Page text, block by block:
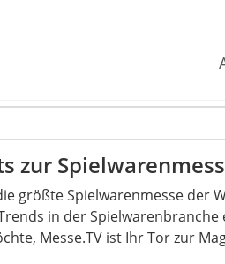
zur
größte Spielwarenmesse der
in der
Messe.TV ist Ihr Tor zur